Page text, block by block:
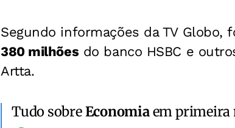
Segundo informações da TV
380 milhões do banco HSBC e
Artta.
Tudo sobreEconomiaem primeira